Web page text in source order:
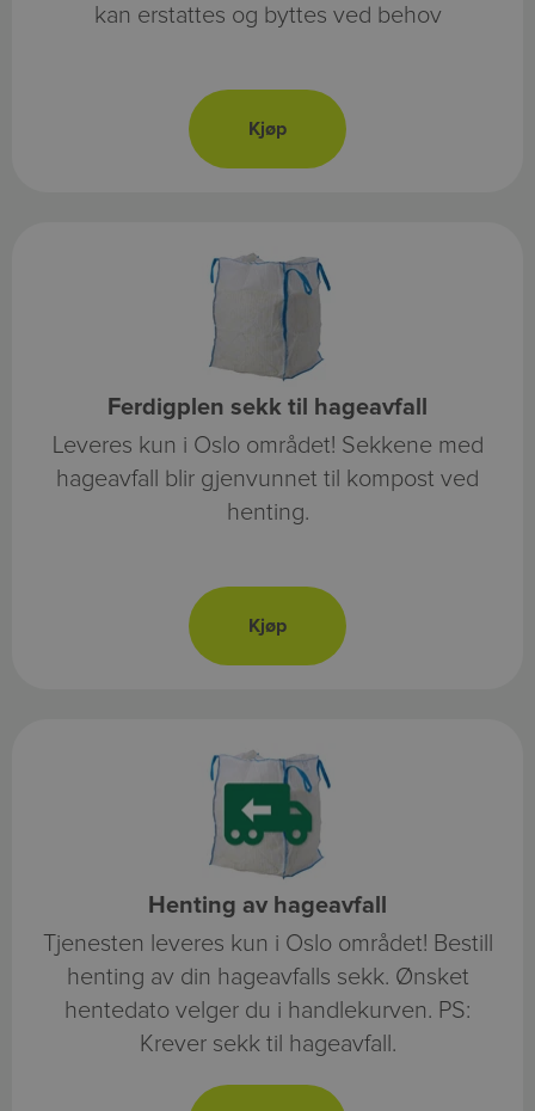
kan erstattes og byttes ved behov
Ferdigplen sekk til hageavfall
Leveres kun i Oslo området! Sekkene med
hageavfall blir gjenvunnet til kompost ved
henting.
Henting av hageavfall
Tjenesten leveres kun i Oslo området! Bestill
henting av din hageavfalls sekk. Ønsket
hentedato velger du i handlekurven. PS:
Krever sekk til hageavfall.